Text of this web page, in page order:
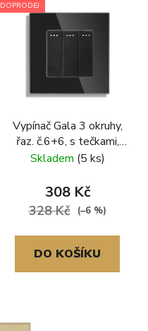
DOPRODEJ
Vypínač Gala 3 okruhy,
řaz. č.6+6, s tečkami,
skleněný rámeček, černá
Skladem (5 ks)
308 Kč
328 Kč (–6 %)
DO KOŠÍKU